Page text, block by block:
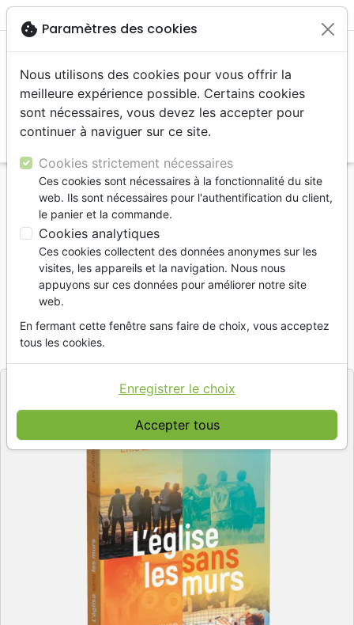
menu
Accueil Livres
Eglise
Eglise sans les murs (L') - Cheminer ensemble avec
Jésus
L'église sans les murs
Cheminer ensemble avec Jésus
Eric Zander
RéférenceMB3594 EAN9782826035947
MAISON DE LA BIBLE
cookie Paramètres des cookies
Nous utilisons des cookies pour vous offrir la
meilleure expérience possible. Certains cookies
sont nécessaires, vous devez les accepter pour
continuer à naviguer sur ce site.
Cookies strictement nécessaires
Ces cookies sont nécessaires à la fonctionnalité du site
web. Ils sont nécessaires pour l'authentification du client,
le panier et la commande.
Cookies analytiques
Ces cookies collectent des données anonymes sur les
visites, les appareils et la navigation. Nous nous
appuyons sur ces données pour améliorer notre site
web.
En fermant cette fenêtre sans faire de choix, vous acceptez
tous les cookies.
Accepter tous
Enregistrer le choix